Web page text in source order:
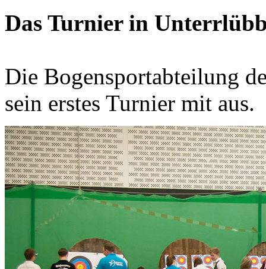
Das Turnier in
Die Bogensportabteilung
sein erstes Turnier mit aus.